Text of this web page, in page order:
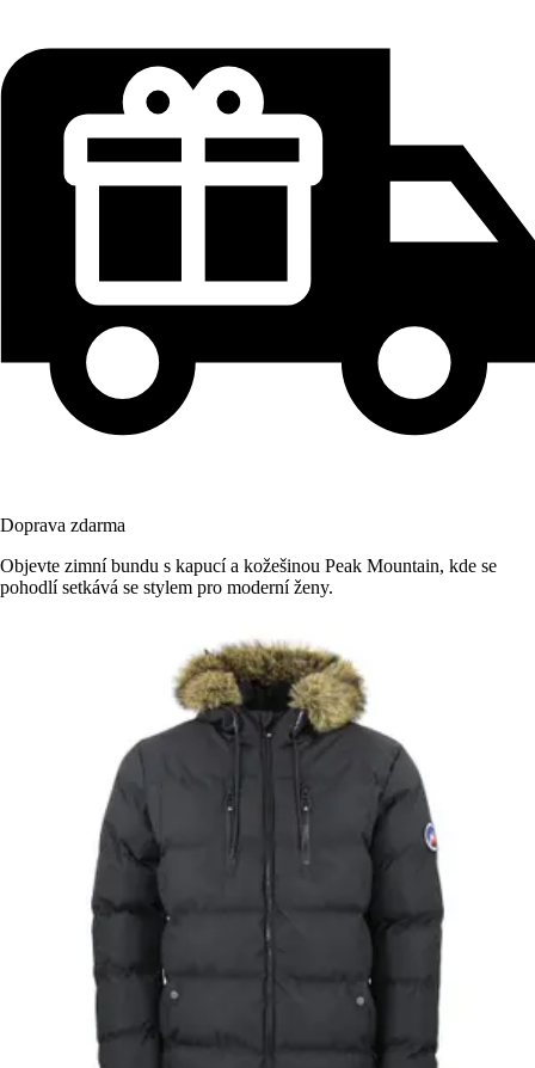
Doprava zdarma
Objevte zimní bundu s kapucí a kožešinou Peak Mountain, kde se
pohodlí setkává se stylem pro moderní ženy.